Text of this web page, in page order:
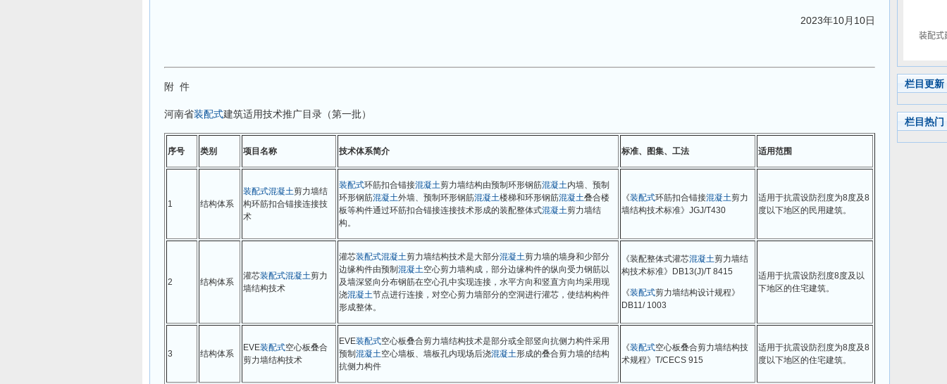
2023年10月10日
附 件
河南省装配式建筑适用技术推广目录（第一批）
序号 类别 项目名称 技术体系简介 标准、图集、工法 适用范围
1 结构体系
装配式混凝土剪力墙结
构环筋扣合锚接连接技
术
装配式环筋扣合锚接混凝土剪力墙结构由预制环形钢筋混凝土内墙、预制
环形钢筋混凝土外墙、预制环形钢筋混凝土楼梯和环形钢筋混凝土叠合楼
板等构件通过环筋扣合锚接连接技术形成的装配整体式混凝土剪力墙结
构。
《装配式环筋扣合锚接混凝土剪力
墙结构技术标准》JGJ/T430
适用于抗震设防烈度为8度及8
度以下地区的民用建筑。
2 结构体系
灌芯装配式混凝土剪力
墙结构技术
灌芯装配式混凝土剪力墙结构技术是大部分混凝土剪力墙的墙身和少部分
边缘构件由预制 混凝土空心剪力墙构成，部分边缘构件的纵向受力钢筋以
及墙深竖向分布钢筋在空心孔中实现连接，水平方向和竖直方向均采用现
浇混凝土节点进行连接，对空心剪力墙部分的空洞进行灌芯，使结构构件
形成整体。
《装配整体式灌芯混凝土剪力墙结
构技术标准》DB13(J)/T 8415
《装配式剪力墙结构设计规程》
DB11/ 1003
适用于抗震设防烈度8度及以
下地区的住宅建筑。
3 结构体系
EVE装配式空心板叠合
剪力墙结构技术
EVE装配式空心板叠合剪力墙结构技术是部分或全部竖向抗侧力构件采用
预制 混凝土空心墙板、墙板孔内现场后浇混凝土形成的叠合剪力墙的结构
抗侧力构件
《装配式空心板叠合剪力墙结构技
术规程》T/CECS 915
适用于抗震设防烈度为8度及8
度以下地区的住宅建筑。
栏目更新
栏目热门